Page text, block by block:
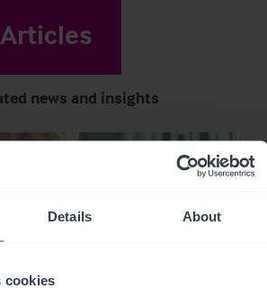
Details About
cookies
news and insights